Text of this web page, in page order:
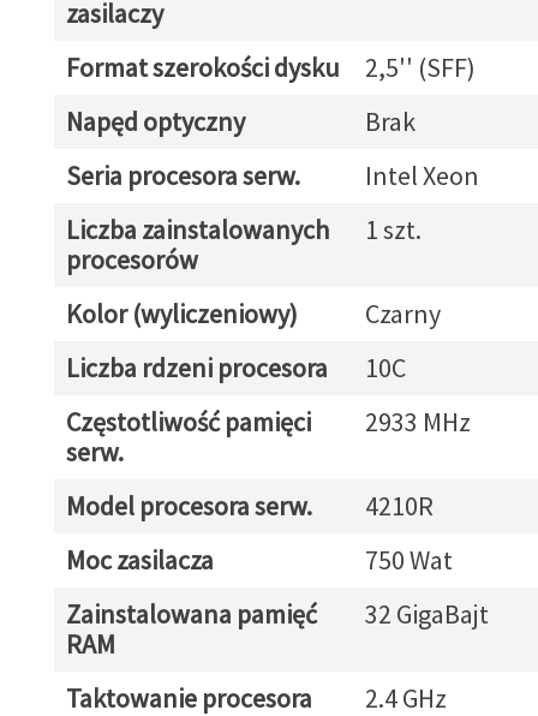
zasilaczy
Format szerokości dysku
2,5'' (SFF)
Napęd optyczny
Brak
Seria procesora serw.
Intel Xeon
Liczba zainstalowanych
procesorów
1 szt.
Kolor (wyliczeniowy)
Czarny
Liczba rdzeni procesora
10C
Częstotliwość pamięci
serw.
2933 MHz
Model procesora serw.
4210R
Moc zasilacza
750 Wat
Zainstalowana pamięć
RAM
32 GigaBajt
Taktowanie procesora 2.4 GHz